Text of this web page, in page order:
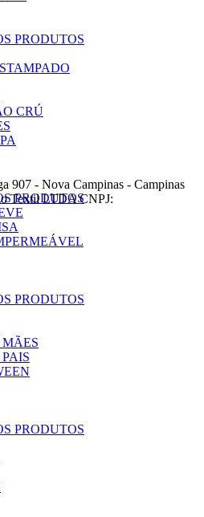
PRODUTOS
CRÚ
PRODUTOS
PRODUTOS
PRODUTOS
907 - Nova Campinas - Campinas
Textil LTDACNPJ: